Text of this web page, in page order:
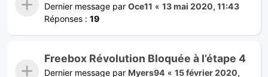
Dernier message par Oce11 « 13 mai 2020, 11:43
Réponses : 19
Freebox Révolution Bloquée à l’étape 4
Dernier message par Myers94 « 15 février 2020,